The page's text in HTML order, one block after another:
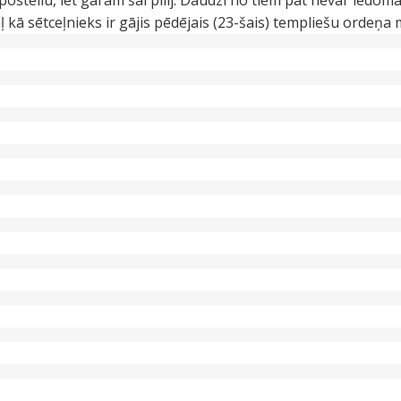
sētceļnieks ir gājis pēdējais (23-šais) templiešu ordeņa